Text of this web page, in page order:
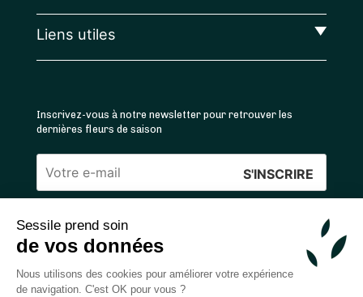
Sessile prend soin
de vos données
Nous utilisons des cookies pour améliorer votre expérience
de navigation. C'est OK pour vous ?
Liens utiles
Inscrivez-vous à notre newsletter pour retrouver les
dernières fleurs de saison
Veuillez
ce
champ
4.4 /5 ⭐ | 120 000+ bouquets livrés |
Achats 100% sécurisés